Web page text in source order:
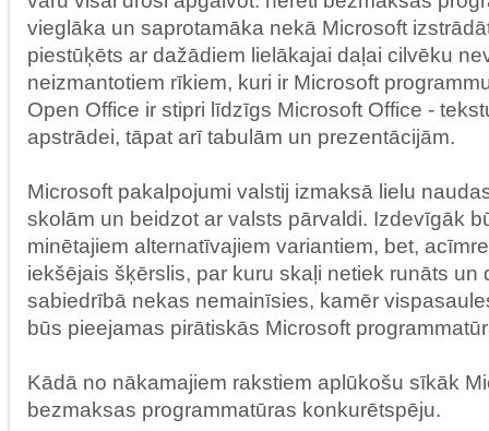
vieglāka un saprotamāka nekā Microsoft
piestūķēts ar dažādiem lielākajai daļai cilvēku
neizmantotiem rīkiem, kuri ir Microsoft
Open Office ir stipri līdzīgs Microsoft Office -
apstrādei, tāpat arī tabulām un prezentācijām.
Microsoft pakalpojumi valstij izmaksā lielu
skolām un beidzot ar valsts pārvaldi. Izdevīgāk
minētajiem alternatīvajiem variantiem, bet,
iekšējais šķērslis, par kuru skaļi netiek runāts un
sabiedrībā nekas nemainīsies, kamēr
būs pieejamas pirātiskās Microsoft
Kādā no nākamajiem rakstiem aplūkošu sīkāk
bezmaksas programmatūras konkurētspēju.